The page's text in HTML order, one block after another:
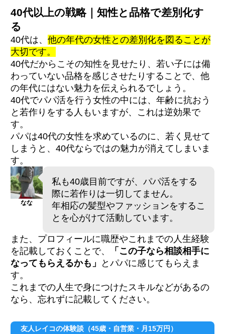
40代以上の戦略｜知性と品格で差別化す
る
40代は、 他の年代の女性との差別化を図ることが
大切です。
40代だからこその知性を見せたり、若い子には備
わっていない品格を感じさせたりすることで、他
の年代にはない魅力を伝えられるでしょう。
40代でパパ活を行う女性の中には、年齢に抗おう
と若作りをする人もいますが、これは逆効果で
す。
パパは40代の女性を求めているのに、若く見せて
しまうと、40代ならではの魅力が消えてしまいま
す。
なな
私も40歳目前ですが、パパ活をする
際に若作りは一切してません。
年相応の髪型やファッションをするこ
とを心がけて活動しています。
また、プロフィールに職歴やこれまでの人生経験
を記載しておくことで、
「この子なら相談相手に
なってもらえるかも」
とパパに感じてもらえま
す。
これまでの人生で身につけたスキルなどがあるの
なら、忘れずに記載してください。
友人レイコの体験談（45歳・自営業・月15万円）